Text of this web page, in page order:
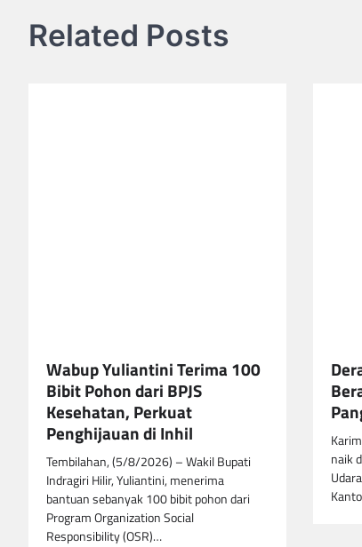
Related Posts
Wabup Yuliantini Terima 100
Bibit Pohon dari BPJS
Kesehatan, Perkuat
Penghijauan di Inhil
Tembilahan, (5/8/2026) – Wakil Bupati
Indragiri Hilir, Yuliantini, menerima
bantuan sebanyak 100 bibit pohon dari
Program Organization Social
Responsibility (OSR)…
naik